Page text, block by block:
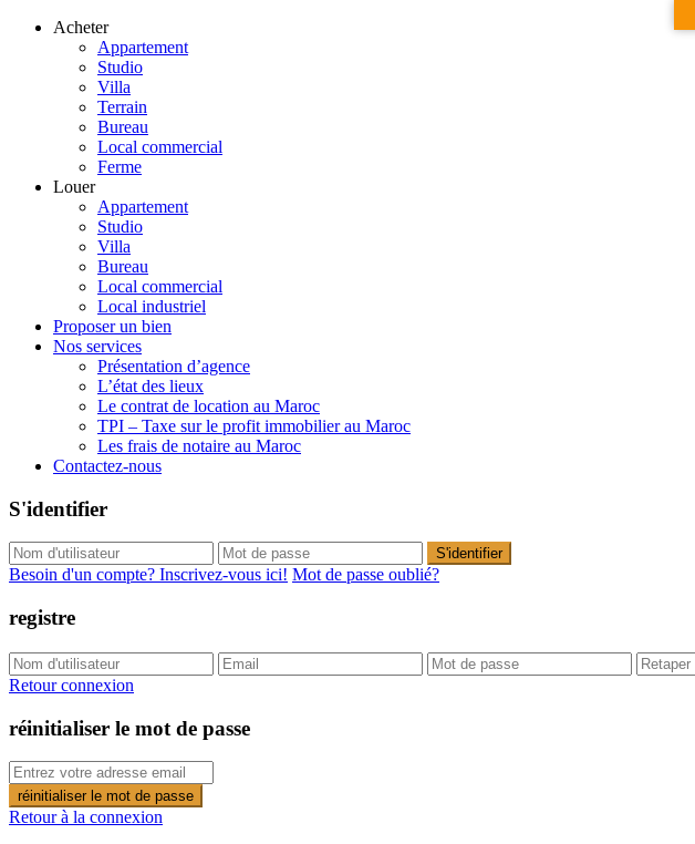
Acheter
Appartement
Studio
Villa
Terrain
Bureau
Local commercial
Ferme
Louer
Appartement
Studio
Villa
Bureau
Local commercial
Local industriel
Proposer un bien
Nos services
Présentation d’agence
L’état des lieux
Le contrat de location au Maroc
TPI – Taxe sur le profit immobilier au Maroc
Les frais de notaire au Maroc
Contactez-nous
S'identifier
S'identifier
Besoin d'un compte? Inscrivez-vous ici! Mot de passe oublié?
registre
Retour connexion
réinitialiser le mot de passe
réinitialiser le mot de passe
Retour à la connexion